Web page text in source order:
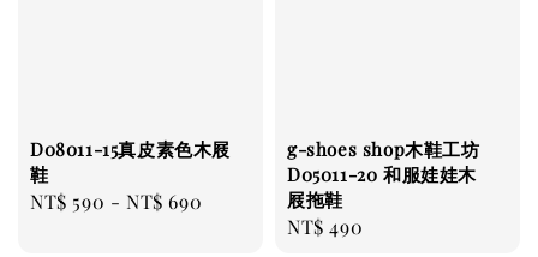
D08011-15真皮素色木屐
鞋
Regular
NT$ 590 -NT$ 690
g-shoes shop木鞋工坊
D05011-20 和服娃娃木
屐拖鞋
Regular
NT$ 490